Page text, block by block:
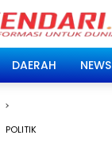
DAERAH NEWS
POLITIK